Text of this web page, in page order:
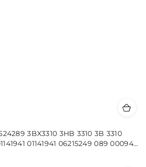
3BX3310 3HB 3310 3B 3310
01141941 06215249 089 000946